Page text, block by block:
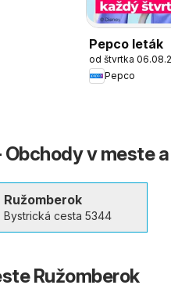
Pepco leták
od štvrtka
Pepco
v meste
Ružomberok
Bystrická cesta 5344
Ružomberok